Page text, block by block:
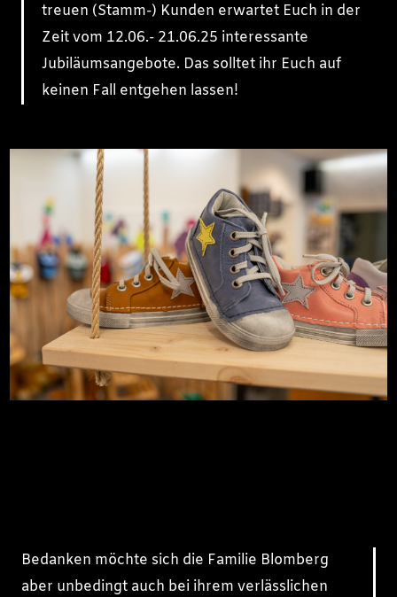
treuen (Stamm-) Kunden erwartet Euch in der
Zeit vom 12.06.- 21.06.25 interessante
Jubiläumsangebote. Das solltet ihr Euch auf
keinen Fall entgehen lassen!
Bedanken möchte sich die Familie Blomberg
aber unbedingt auch bei ihrem verlässlichen